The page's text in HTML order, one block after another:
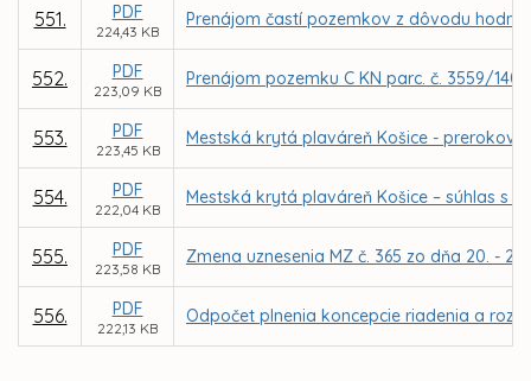
551. PDF
224,43 KB
Prenájom častí pozemkov z dôvodu
552. PDF
223,09 KB
Prenájom pozemku C KN parc. č. 3559/
553. PDF
223,45 KB
Mestská krytá plaváreň Košice -
554. PDF
222,04 KB
Mestská krytá plaváreň Košice – súhlas s
555. PDF
223,58 KB
Zmena uznesenia MZ č. 365 zo dňa 20. -
556. PDF
222,13 KB
Odpočet plnenia koncepcie riadenia a